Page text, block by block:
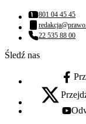
Numer telefonu:
801 04 45 45
Adres email:
Numer telefonu:
22 535 88 00
Śledź nas
x - otwiera się